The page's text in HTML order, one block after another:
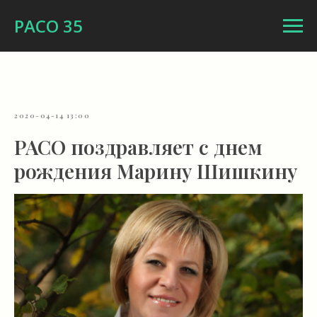
РАСО 35
2020-04-14 13:00
РАСО поздравляет с днем
рождения Марину Шишкину